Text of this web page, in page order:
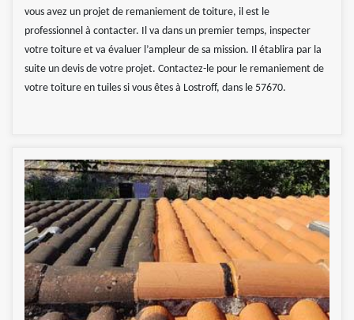
vous avez un projet de remaniement de toiture, il est le
professionnel à contacter. Il va dans un premier temps, inspecter
votre toiture et va évaluer l’ampleur de sa mission. Il établira par la
suite un devis de votre projet. Contactez-le pour le remaniement de
votre toiture en tuiles si vous êtes à Lostroff, dans le 57670.